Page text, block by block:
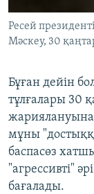
Ресей
Мәскеу, 30
Бұған дейін
тұлғалары 30
жариялануына
мұны
баспасөз
"агрессивті"
бағалады.